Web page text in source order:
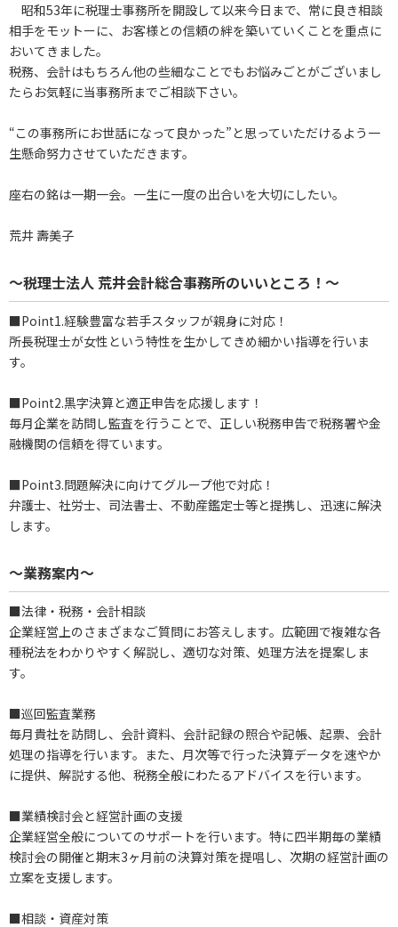
昭和53年に税理士事務所を開設して以来今日まで、常に良き相談
相手をモットーに、お客様との信頼の絆を築いていくことを重点に
おいてきました。
税務、会計はもちろん他の些細なことでもお悩みごとがございまし
たらお気軽に当事務所までご相談下さい。
“この事務所にお世話になって良かった”と思っていただけるよう一
生懸命努力させていただきます。
座右の銘は一期一会。一生に一度の出合いを大切にしたい。
荒井 壽美子
～税理士法人 荒井会計総合事務所のいいところ！～
■Point1.経験豊富な若手スタッフが親身に対応！
所長税理士が女性という特性を生かしてきめ細かい指導を行いま
す。
■Point2.黒字決算と適正申告を応援します！
毎月企業を訪問し監査を行うことで、正しい税務申告で税務署や金
融機関の信頼を得ています。
■Point3.問題解決に向けてグループ他で対応！
弁護士、社労士、司法書士、不動産鑑定士等と提携し、迅速に解決
します。
～業務案内～
■法律・税務・会計相談
企業経営上のさまざまなご質問にお答えします。広範囲で複雑な各
種税法をわかりやすく解説し、適切な対策、処理方法を提案しま
す。
■巡回監査業務
毎月貴社を訪問し、会計資料、会計記録の照合や記帳、起票、会計
処理の指導を行います。また、月次等で行った決算データを速やか
に提供、解説する他、税務全般にわたるアドバイスを行います。
■業績検討会と経営計画の支援
企業経営全般についてのサポートを行います。特に四半期毎の業績
検討会の開催と期末3ヶ月前の決算対策を提唱し、次期の経営計画の
立案を支援します。
■相談・資産対策